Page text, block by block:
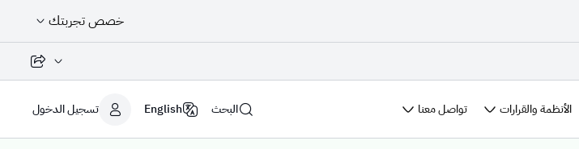
خصص تجربتك
مشاركة
الأنظمة والقرارات تواصل معنا البحث English تسجيل الدخول